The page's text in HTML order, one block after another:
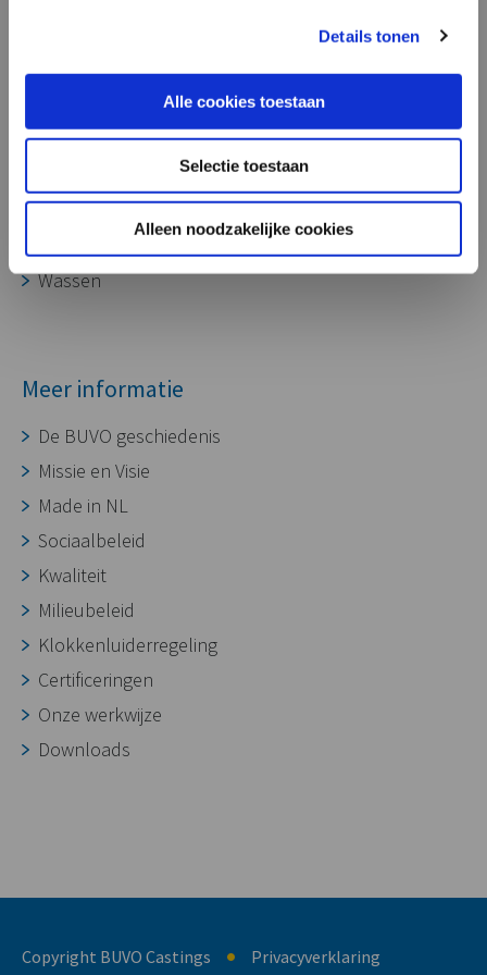
Details tonen
Alle cookies toestaan
Selectie toestaan
Alleen noodzakelijke cookies
Ontwikkeling
Gereedschapmakerij
Gieterij
Assembleren
Wassen
Meer informatie
De BUVO geschiedenis
Missie en Visie
Made in NL
Sociaalbeleid
Kwaliteit
Milieubeleid
Klokkenluiderregeling
Certificeringen
Onze werkwijze
Downloads
Copyright BUVO Castings Privacyverklaring
geschikt voor toepassing in laadpalen,